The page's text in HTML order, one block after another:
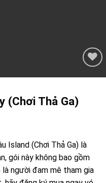
(Chơi Thả Ga)
Island (Chơi Thả Ga) là
gói này không bao gồm
là người đam mê tham gia